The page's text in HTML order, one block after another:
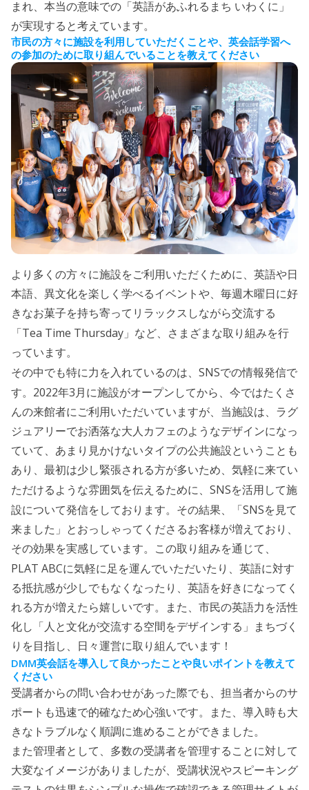
まれ、本当の意味での「英語があふれるまち いわくに」
が実現すると考えています。
市民の方々に施設を利用していただくことや、英会話学習へ
の参加のために取り組んでいることを教えてください
より多くの方々に施設をご利用いただくために、英語や日
本語、異文化を楽しく学べるイベントや、毎週木曜日に好
きなお菓子を持ち寄ってリラックスしながら交流する
「 Tea Time Thursday 」など、さまざまな取り組みを行
っています。
その中でも特に力を入れているのは、 SNSでの情報発信で
す。 2022年3 月に施設がオープンしてから、今ではたくさ
んの来館者にご利用いただいていますが、当施設は、ラグ
ジュアリーでお洒落な大人カフェのようなデザインになっ
ていて、あまり見かけないタイプの公共施設ということも
あり、最初は少し緊張される方が多いため、気軽に来てい
ただけるような雰囲気を伝えるために、 SNSを活用して施
設について発信をしております。その結果、「 SNSを見て
来ました」とおっしゃってくださるお客様が増えており、
その効果を実感しています。この取り組みを通じて、
PLAT ABCに気軽に足を運んでいただいたり、英語に対す
る抵抗感が少しでもなくなったり、英語を好きになってく
れる方が増えたら嬉しいです。また、市民の英語力を活性
化し「人と文化が交流する空間をデザインする」まちづく
りを目指し、日々運営に取り組んでいます！
DMM英会話を導入して良かったことや良いポイントを教えて
ください
受講者からの問い合わせがあった際でも、担当者からのサ
ポートも迅速で的確なため心強いです。また、導入時も大
きなトラブルなく順調に進めることができました。
また管理者として、多数の受講者を管理することに対して
大変なイメージがありましたが、受講状況やスピーキング